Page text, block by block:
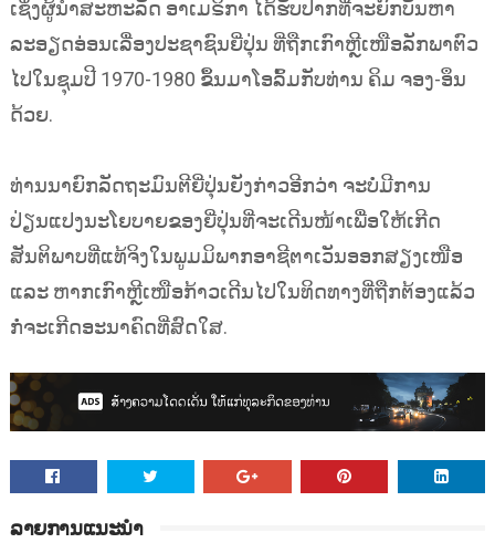
ເຊິ່ງຜູ້ນຳສະຫະລັດ ອາເມຣິກາ ໄດ້ຮັບປາກທີ່ຈະຍົກບັນຫາ
ລະອຽດອ່ອນເລື່ອງປະຊາຊົນຍີ່ປຸ່ນ ທີ່ຖືກເກົາຫຼີເໜືອລັກພາຕົວ
ໄປໃນຊຸມປີ 1970-1980 ຂຶ້ນມາໂອລົ້ມກັບທ່ານ ຄິມ ຈອງ-ອຶນ
ດ້ວຍ.
ທ່ານນາຍົກລັດຖະມົນຕີຍີ່ປຸ່ນຍັງກ່າວອີກວ່າ ຈະບໍ່ມີການ
ປ່ຽນແປງນະໂຍບາຍຂອງຍີ່ປຸ່ນທີ່ຈະເດີນໜ້າເພື່ອໃຫ້ເກີດ
ສັນຕິພາບທີ່ແທ້ຈິງໃນພູມມິພາກອາຊີຕາເວັນອອກສຽງເໜືອ
ແລະ ຫາກເກົາຫຼີເໜືອກ້າວເດີນໄປໃນທິດທາງທີ່ຖືກຕ້ອງແລ້ວ
ກໍ່ຈະເກີດອະນາຄົດທີ່ສົດໃສ.
ລາຍການແນະນຳ